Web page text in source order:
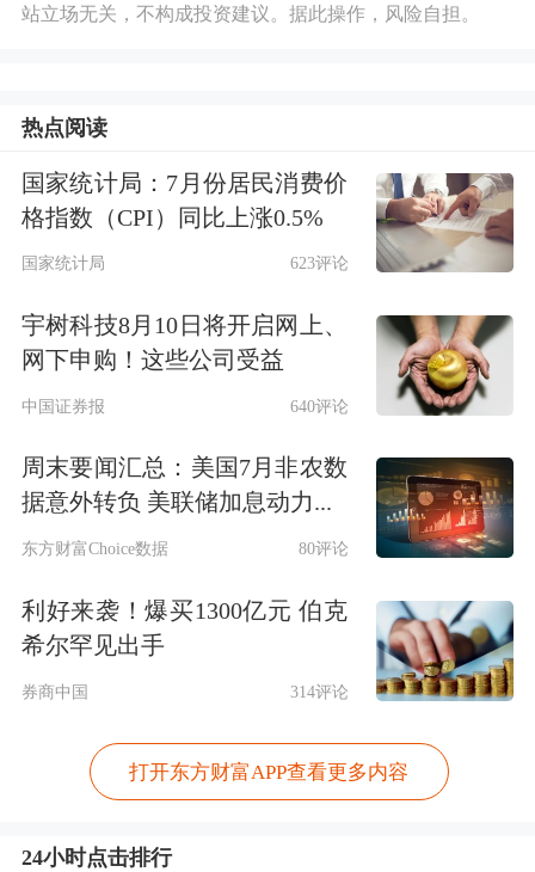
“为什么呢？因为在过去历史上医学不
病，传染病夏天最容易通过蚊子、通过
脏的水传播，所以南方、热带地区在历
史上发展缓慢。”李稻葵说。
李稻葵认为，随着时代的变迁，医疗技
种各样应对大规模传染病的医疗卫生技
术，包括疟疾、脑膜炎等都能够应对。
生活要重新择居，重新变迁。
“总体来讲，是从天气冷的地方往天气
暖和的地方走，这种时候我们的经济发
展应该顺应它的发展。要从追求总体规
模大致保持一致，转向追求各个地区人
站立场无关，不构成投资建议。据此操作，风险自担。
热点阅读
国家统计局：7月份居民消费价
格指数（CPI）同比上涨0.5%
国家统计局 623评论
宇树科技8月10日将开启网上、
网下申购！这些公司受益
中国证券报 640评论
周末要闻汇总：美国7月非农数
据意外转负 美联储加息动力...
东方财富Choice数据 80评论
利好来袭！爆买1300亿元 伯克
希尔罕见出手
券商中国 314评论
打开东方财富APP查看更多内容
24小时点击排行